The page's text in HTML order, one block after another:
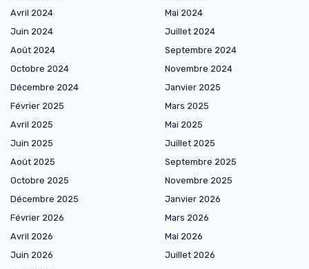
Avril 2024
Mai 2024
Juin 2024
Juillet 2024
Août 2024
Septembre 2024
Octobre 2024
Novembre 2024
Décembre 2024
Janvier 2025
Février 2025
Mars 2025
Avril 2025
Mai 2025
Juin 2025
Juillet 2025
Août 2025
Septembre 2025
Octobre 2025
Novembre 2025
Décembre 2025
Janvier 2026
Février 2026
Mars 2026
Avril 2026
Mai 2026
Juin 2026
Juillet 2026